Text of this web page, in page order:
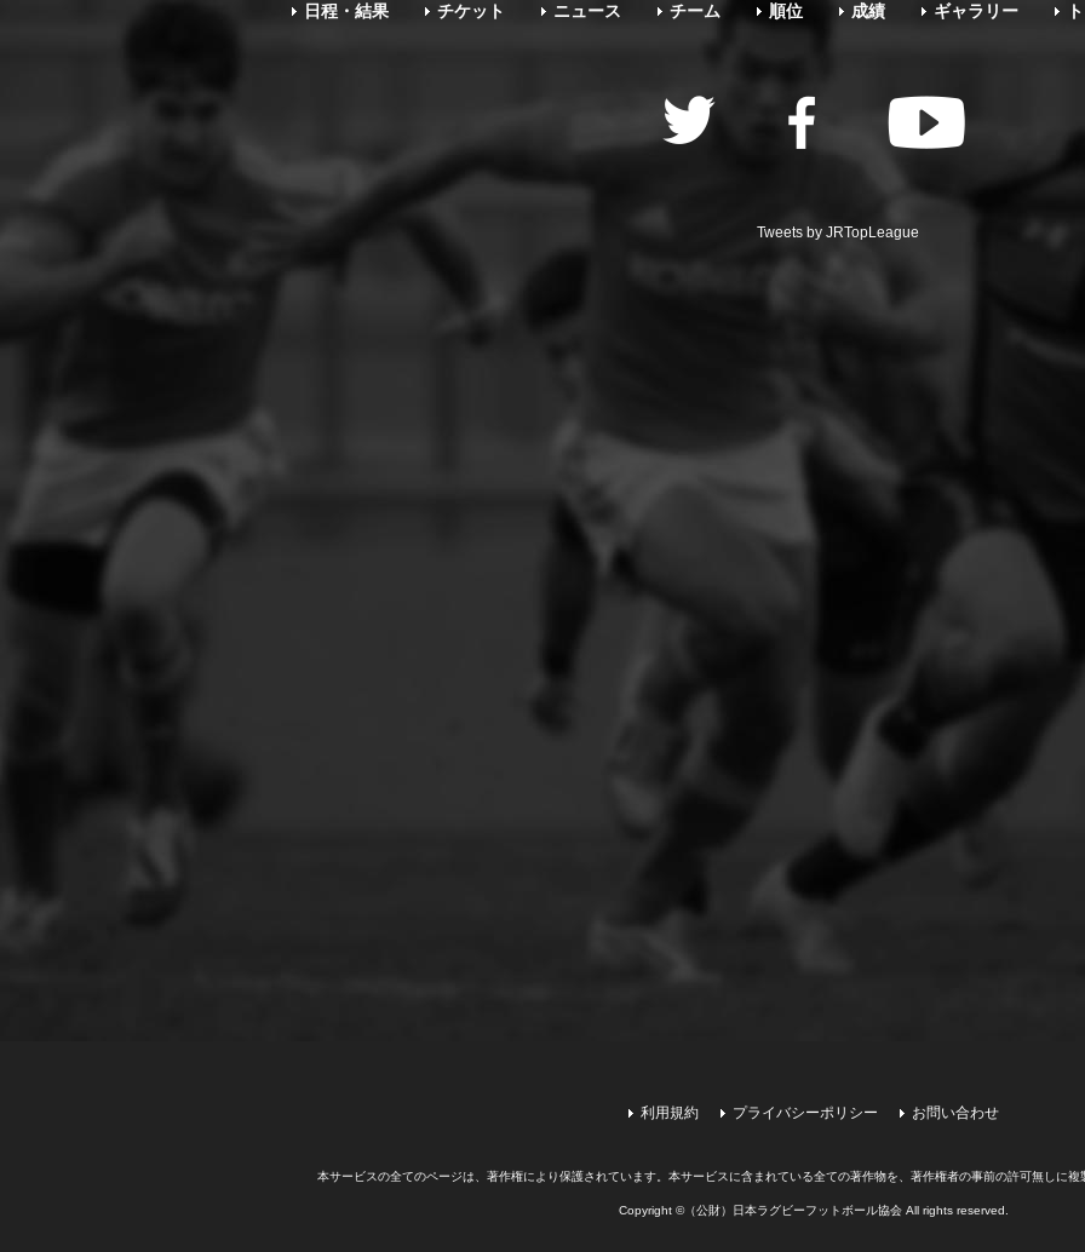
日程・結果 チケット ニュース チーム 順位 成績 ギャラリー
Tweets by JRTopLeague
利用規約 プライバシーポリシー お問い合わせ
本サービスの全てのページは、著作権により保護されています。 本サービスに含まれている全ての著作物を、著作権者の事前の許可無しに
Copyright ©（公財）日本ラグビーフットボール協会 All rights reserved.